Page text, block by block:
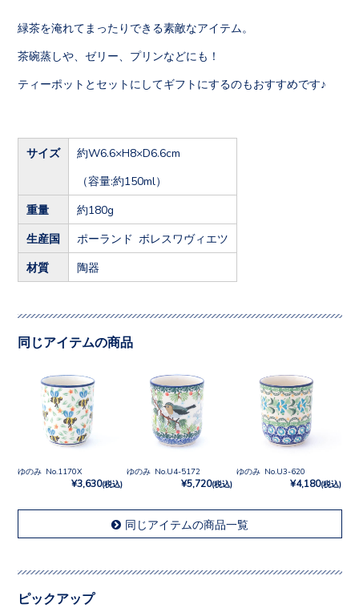
緑茶を淹れてまったりできる素敵なアイテム。
茶碗蒸しや、ゼリー、プリンなどにも！
ティーポットとセットにしてギフトにするのもおすすめです♪
サイズ 約W6.6×H8×D6.6cm
（容量:約150ml）
重量 約180g
生産国 ポーランド ボレスワヴィエツ
材質 陶器
同じアイテムの商品
ゆのみ No.1170X
¥3,630(税込)
ゆのみ No.U4-5172
¥5,720(税込)
ゆのみ No.U3-620
¥4,180(税込)
同じアイテムの商品一覧
ピックアップ